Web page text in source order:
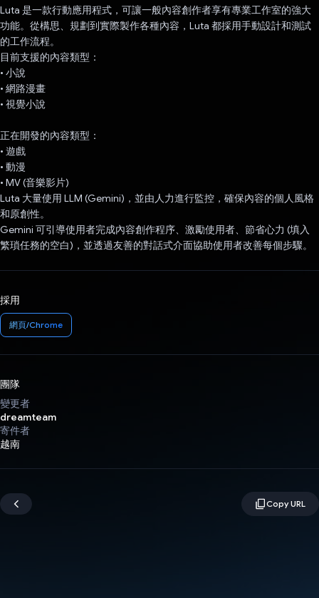
Luta 是一款行動應用程式，可讓一般內容創作者享有專業工作室的強大
功能。從構思、規劃到實際製作各種內容，Luta 都採用手動設計和測試
的工作流程。
目前支援的內容類型：
• 小說
• 網路漫畫
• 視覺小說
正在開發的內容類型：
• 遊戲
• 動漫
• MV (音樂影片)
Luta 大量使用 LLM (Gemini)，並由人力進行監控，確保內容的個人風格
和原創性。
Gemini 可引導使用者完成內容創作程序、激勵使用者、節省心力 (填入
繁瑣任務的空白)，並透過友善的對話式介面協助使用者改善每個步驟。
採用
網頁/Chrome
團隊
變更者
dreamteam
寄件者
越南